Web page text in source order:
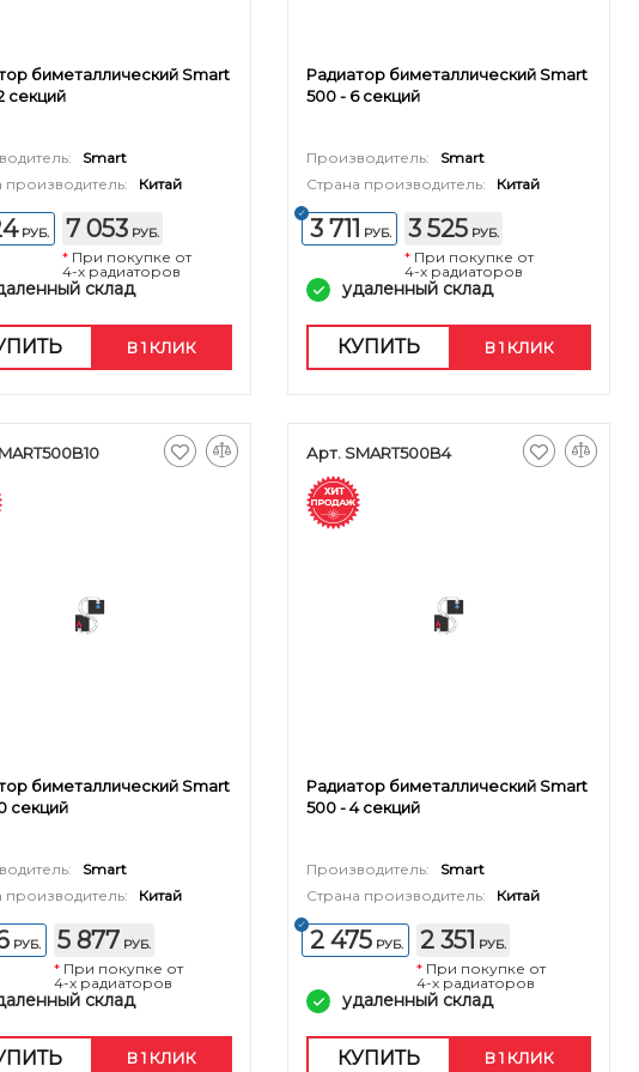
биметаллический Smart
секций
Smart
производитель:
Китай
РУБ. 7 053 РУБ.
* При покупке от
4-х радиаторов
склад
В 1 КЛИК
Радиатор биметаллический Smart
500 - 6 секций
Производитель:
Smart
Страна производитель:
Китай
3 711 РУБ. 3 525 РУБ.
* При покупке от
4-х радиаторов
удаленный склад
КУПИТЬ В 1 КЛИК
биметаллический Smart
секций
Smart
производитель:
Китай
РУБ. 5 877 РУБ.
* При покупке от
4-х радиаторов
склад
В 1 КЛИК
Арт. SMART500B4
Радиатор биметаллический Smart
500 - 4 секций
Производитель:
Smart
Страна производитель:
Китай
2 475 РУБ. 2 351 РУБ.
* При покупке от
4-х радиаторов
удаленный склад
КУПИТЬ В 1 КЛИК